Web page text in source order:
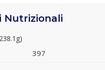
Nutrizionali
397